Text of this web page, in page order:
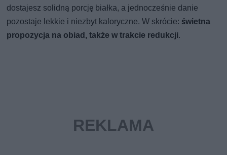
dostajesz solidną porcję białka, a jednocześnie danie
pozostaje lekkie i niezbyt kaloryczne. W skrócie:świetna
propozycja na obiad, także w trakcie redukcji.